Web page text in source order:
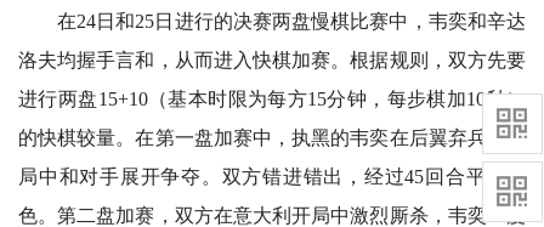
在24日和25日进行的决赛两盘慢棋比赛中，韦奕和辛达
洛夫均握手言和，从而进入快棋加赛。根据规则，双方先要
进行两盘15+10（基本时限为每方15分钟，每步棋加10秒）
的快棋较量。在第一盘加赛中，执黑的韦奕在后翼弃兵的开
局中和对手展开争夺。双方错进错出，经过45回合平分秋
色。第二盘加赛，双方在意大利开局中激烈厮杀，韦奕一度